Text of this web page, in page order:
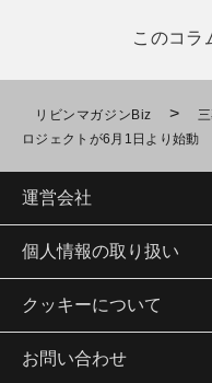
このコラ
リビンマガジンBiz >
ロジェクトが6月1日より始動
運営会社
個人情報の取り扱い
クッキーについて
お問い合わせ